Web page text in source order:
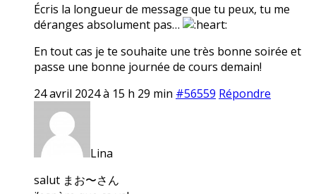
Écris la longueur de message que tu peux, tu me
déranges absolument pas…
En tout cas je te souhaite une très bonne soirée et
passe une bonne journée de cours demain!
24 avril 2024 à 15 h 29 min #56559 Répondre
Lina
salut まお〜さん